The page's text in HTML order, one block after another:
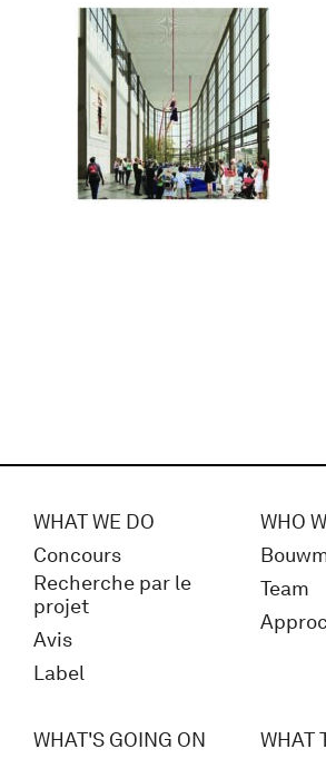
WHAT WE DO
Concours
Recherche par le
projet
Avis
Label
WHO
Team
WHAT'S GOING ON
WHAT